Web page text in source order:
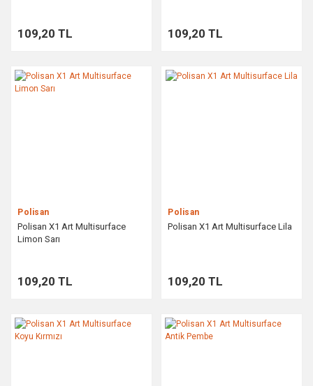
109,20 TL 109,20 TL
Polisan
Polisan X1 Art Multisurface
Limon Sarı
109,20 TL
Polisan
Polisan X1 Art Multisurface Lila
109,20 TL